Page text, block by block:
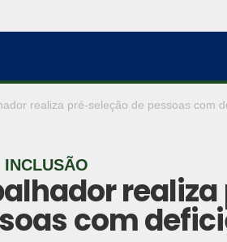
realiza pré-seleção de pessoas com
INCLUSÃO
com